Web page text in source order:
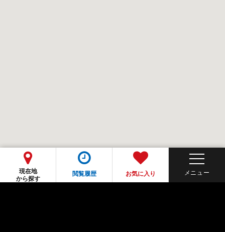
現在地
から探す
閲覧履歴 お気に入り